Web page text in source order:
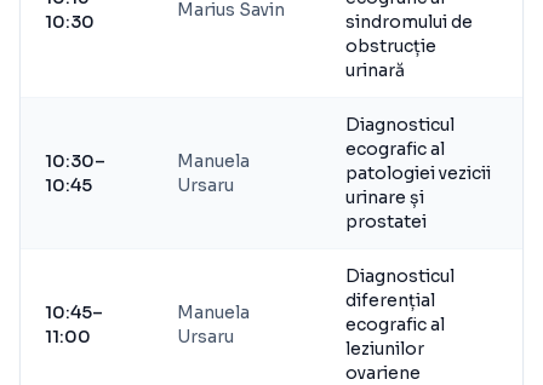
10:30
Marius Savin
sindromului de
obstrucție
urinară
10:30–
10:45
Manuela
Ursaru
Diagnosticul
ecografic al
patologiei vezicii
urinare și
prostatei
10:45–
11:00
Manuela
Ursaru
Diagnosticul
diferențial
ecografic al
leziunilor
ovariene